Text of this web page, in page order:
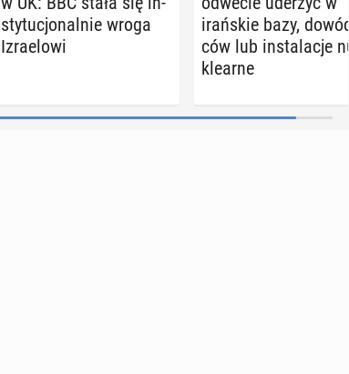
sty­tu­cjo­nal­nie wroga
Izra­elo­wi
irań­skie bazy, do­wód­
ców lub in­sta­la­cje nu­
kle­ar­ne